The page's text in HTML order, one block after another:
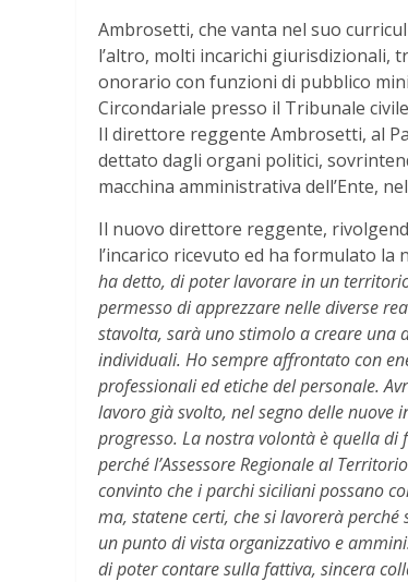
Ambrosetti, che vanta nel suo
l’altro, molti incarichi giurisdizionali,
onorario con funzioni di pubblico
Circondariale presso il Tribunale civile
Il direttore reggente Ambrosetti, al
dettato dagli organi politici,
macchina amministrativa dell’Ente,
Il nuovo direttore reggente,
l’incarico ricevuto ed ha formulato la
ha detto, di poter lavorare in un
permesso di apprezzare nelle diverse
stavolta, sarà uno stimolo a creare una
individuali. Ho sempre affrontato con
professionali ed etiche del personale.
lavoro già svolto, nel segno delle
progresso. La nostra volontà è quella di
perché l’Assessore Regionale al
convinto che i parchi siciliani possano
ma, statene certi, che si lavorerà
un punto di vista organizzativo e
di poter contare sulla fattiva, sincera